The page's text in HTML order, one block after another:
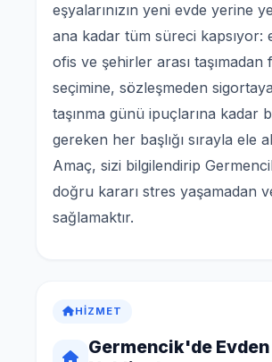
eşyalarınızın yeni evde yerine
ana kadar tüm süreci kapsıyor:
ofis ve şehirler arası taşımadan
seçimine, sözleşmeden
taşınma günü ipuçlarına kadar
gereken her başlığı sırayla ele
Amaç, sizi bilgilendirip
doğru kararı stres yaşamadan
sağlamaktır.
HIZMET
Germencik'de Evden